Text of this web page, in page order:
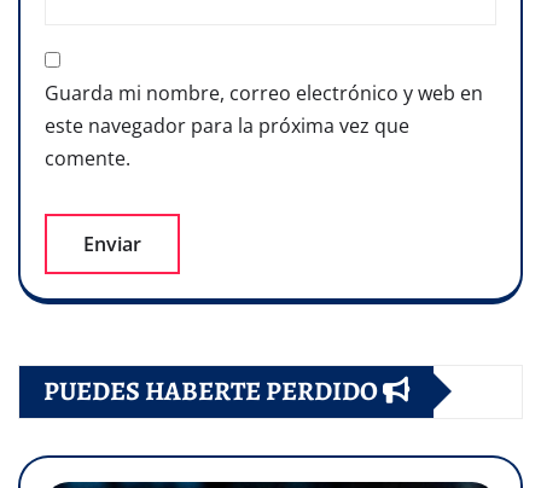
Guarda mi nombre, correo electrónico y web en
este navegador para la próxima vez que
comente.
PUEDES HABERTE PERDIDO